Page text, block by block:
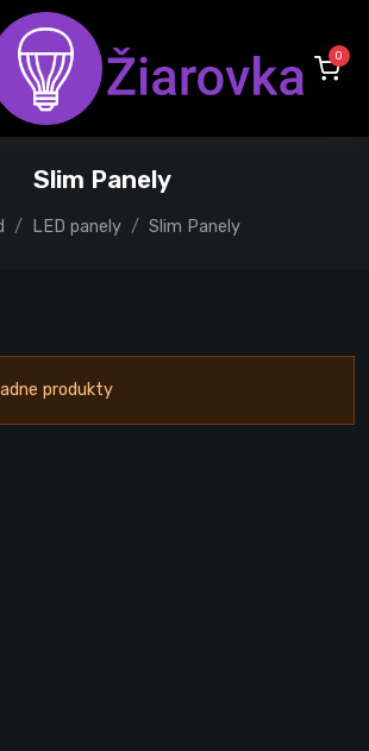
0
Slim Panely
LED panely Slim Panely
produkty